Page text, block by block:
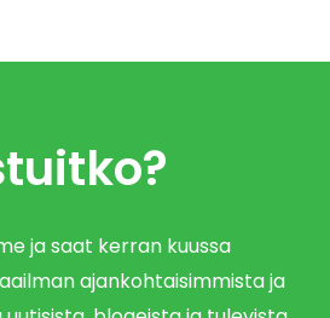
ja saat kerran kuussa
ajankohtaisimmista ja